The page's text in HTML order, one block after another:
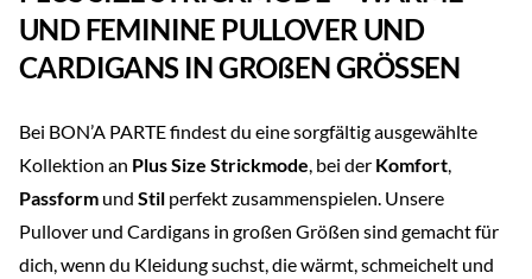
UND FEMININE PULLOVER UND
CARDIGANS IN GROßEN GRÖSSEN
Bei BON’A PARTE findest du eine sorgfältig ausgewählte
Kollektion an Plus Size Strickmode, bei der Komfort,
Passform und Stil perfekt zusammenspielen. Unsere
Pullover und Cardigans in großen Größen sind gemacht für
dich, wenn du Kleidung suchst, die wärmt, schmeichelt und